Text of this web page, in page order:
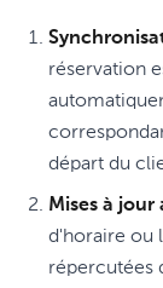
réservation
départ du
Mises à
d'horaire ou
répercutées